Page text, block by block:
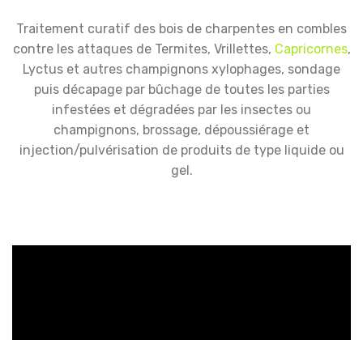
Traitement curatif des bois de charpentes en combles
contre les attaques de Termites, Vrillettes, Capricornes,
Lyctus et autres champignons xylophages, sondage
puis décapage par bûchage de toutes les parties
infestées et dégradées par les insectes ou
champignons, brossage, dépoussiérage et
injection/pulvérisation de produits de type liquide ou
gel.